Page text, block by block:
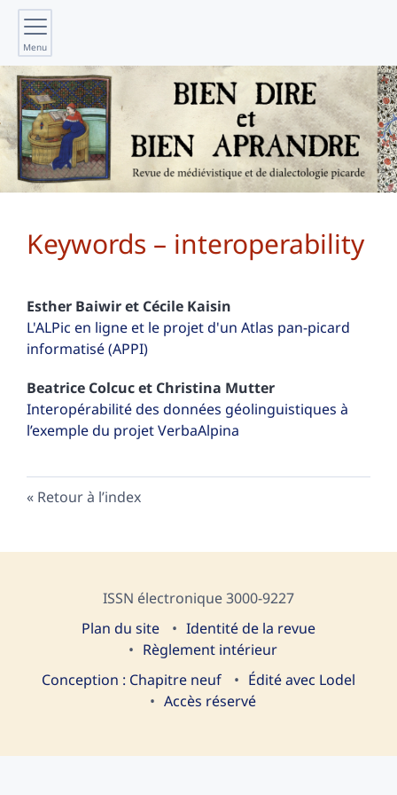
Menu
Keywords – interoperability
Esther Baiwiret Cécile Kaisin
L'ALPic en ligne et le projet d'un Atlas pan-picard
informatisé (APPI)
Beatrice Colcucet Christina Mutter
Interopérabilité des données géolinguistiques à
l’exemple du projet VerbaAlpina
Retour à l’index
ISSN électronique 3000-9227
Plan du site
Identité de la revue
Règlement intérieur
Conception : Chapitre neuf
Édité avec Lodel
Accès réservé